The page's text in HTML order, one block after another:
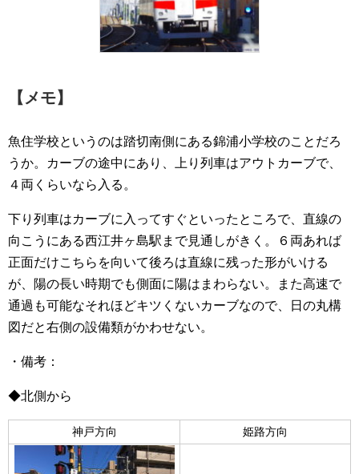
【メモ】
魚住学校というのは踏切南側にある錦浦小学校のことだろ
うか。カーブの途中にあり、上り列車はアウトカーブで、
４両くらいなら入る。
下り列車はカーブに入ってすぐといったところで、直線の
向こうにある西江井ヶ島駅まで見通しがきく。６両あれば
正面だけこちらを向いて後ろは直線に残った形がいける
が、陽の長い時期でも側面に陽はまわらない。また高速で
通過も可能なそれほどキツくないカーブなので、日の丸構
図だと右側の設備類がかわせない。
・備考：
◆北側から
神戸方向 姫路方向